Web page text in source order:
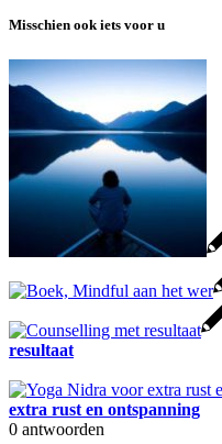
Misschien ook iets voor u
resultaat
extra rust en ontspanning
0 antwoorden